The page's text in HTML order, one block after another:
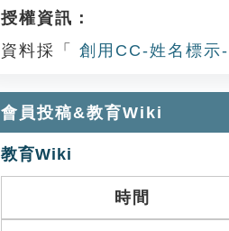
授權資訊：
資料採「
創用CC-姓名標示
會員投稿&教育Wiki
教育Wiki
時間